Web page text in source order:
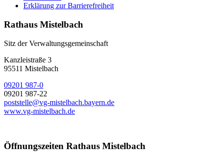
Erklärung zur Barrierefreiheit
Rathaus Mistelbach
Sitz der Verwaltungsgemeinschaft
Kanzleistraße 3
95511 Mistelbach
09201 987-0
09201 987-22
poststelle@vg-mistelbach.bayern.de
www.vg-mistelbach.de
Öffnungszeiten Rathaus Mistelbach